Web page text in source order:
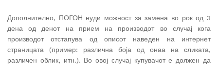
Дополнително, ПОГОН нуди можност за замена во рок од 3
дена од денот на прием на производот во случај кога
производот отстапува од описот наведен на интернет
страницата (пример: различна боја од онаа на сликата,
различен облик, итн.). Во овој случај купувачот е должен да